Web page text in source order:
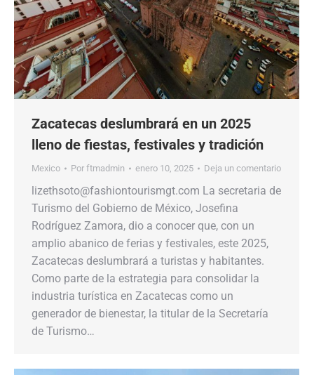
Zacatecas deslumbrará en un 2025
lleno de fiestas, festivales y tradición
Mexico Por ftmadmin enero 10, 2025 Deja un comentario
lizethsoto@fashiontourismgt.com La secretaria de
Turismo del Gobierno de México, Josefina
Rodríguez Zamora, dio a conocer que, con un
amplio abanico de ferias y festivales, este 2025,
Zacatecas deslumbrará a turistas y habitantes.
Como parte de la estrategia para consolidar la
industria turística en Zacatecas como un
generador de bienestar, la titular de la Secretaría
de Turismo…